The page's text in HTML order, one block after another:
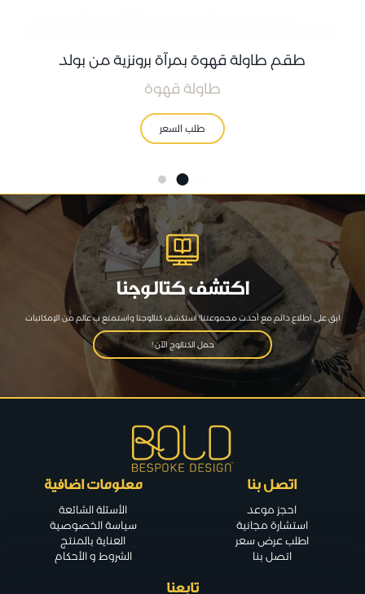
طقم طاولة قهوة بمرآة برونزية من بولد
طاولة قهوة
طلب السعر
اكتشف كتالوجنا
ابق على اطلاع دائم مع أحدث مجموعتنا! استكشف كتالوجنا واستمتع ب عالم من الإمكانيات
حمل الكتالوج الآن !
اتصل بنا
احجز موعد
استشارة مجانية
اطلب عرض سعر
اتصل بنا
معلومات اضافية
الأسئلة الشائعة
سياسة الخصوصية
العناية بالمنتج
الشروط و الأحكام
تابعنا